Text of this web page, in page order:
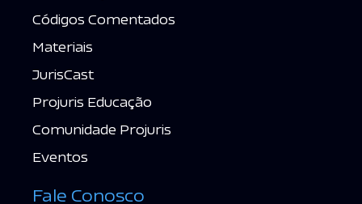
Códigos Comentados
Materiais
JurisCast
Projuris Educação
Comunidade Projuris
Eventos
Fale Conosco